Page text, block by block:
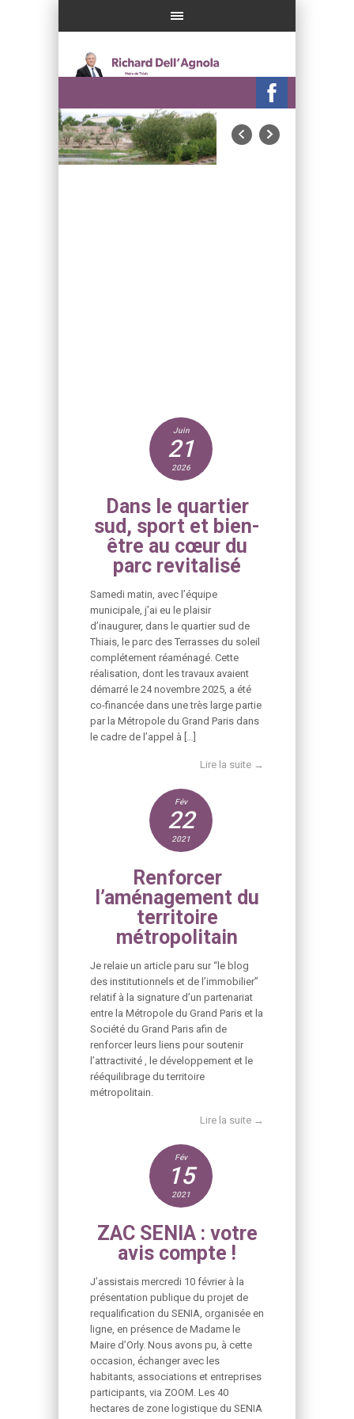
Juin
21
2026
Dans le quartier
sud, sport et bien-
être au cœur du
parc revitalisé
Samedi matin, avec l’équipe
municipale, j’ai eu le plaisir
d’inaugurer, dans le quartier sud de
Thiais, le parc des Terrasses du soleil
complétement réaménagé. Cette
réalisation, dont les travaux avaient
démarré le 24 novembre 2025, a été
co-financée dans une très large partie
par la Métropole du Grand Paris dans
le cadre de l’appel à […]
Lire la suite →
Fév
22
2021
Renforcer
l’aménagement du
territoire
métropolitain
Je relaie un article paru sur “le blog
des institutionnels et de l’immobilier”
relatif à la signature d’un partenariat
entre la Métropole du Grand Paris et la
Société du Grand Paris afin de
renforcer leurs liens pour soutenir
l’attractivité , le développement et le
rééquilibrage du territoire
métropolitain.
Lire la suite →
Fév
15
2021
ZAC SENIA : votre
avis compte !
J’assistais mercredi 10 février à la
présentation publique du projet de
requalification du SENIA, organisée en
ligne, en présence de Madame le
Maire d’Orly. Nous avons pu, à cette
occasion, échanger avec les
habitants, associations et entreprises
participants, via ZOOM. Les 40
hectares de zone logistique du SENIA